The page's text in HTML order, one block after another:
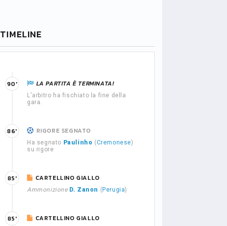
TIMELINE
LA PARTITA È TERMINATA!
L'arbitro ha fischiato la fine della
gara.
90'
RIGORE SEGNATO
Ha segnato Paulinho (Cremonese)
su rigore
86'
CARTELLINO GIALLO
Ammonizione D. Zanon ( Perugia)
85'
CARTELLINO GIALLO
85'